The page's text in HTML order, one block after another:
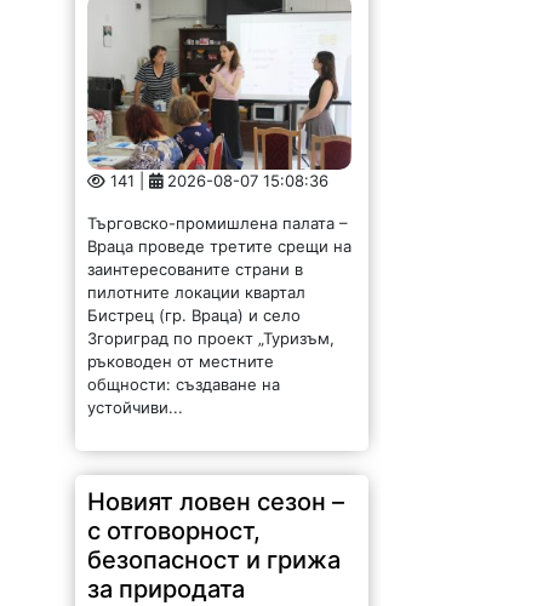
141 | 2026-08-07 15:08:36
Търговско-промишлена палата –
Враца проведе третите срещи на
заинтересованите страни в
пилотните локации квартал
Бистрец (гр. Враца) и село
Згориград по проект „Туризъм,
ръководен от местните
общности: създаване на
устойчиви...
Новият ловен сезон –
с отговорност,
безопасност и грижа
за природата
175 | 2026-08-07 14:37:47